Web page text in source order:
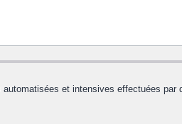
et intensives effectuées par